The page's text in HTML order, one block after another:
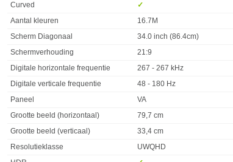
Curved
✓︎
Aantal kleuren
16.7M
Scherm Diagonaal
34.0 inch (86.4cm)
Schermverhouding
21:9
Digitale horizontale frequentie
267 - 267 kHz
Digitale verticale frequentie
48 - 180 Hz
Paneel
VA
Grootte beeld (horizontaal)
79,7 cm
Grootte beeld (verticaal)
33,4 cm
Resolutieklasse
UWQHD